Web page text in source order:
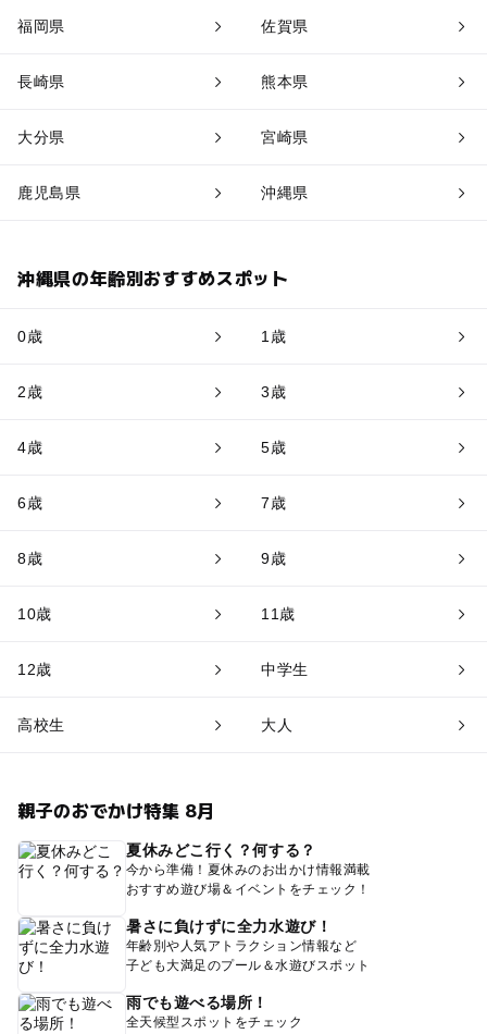
福岡県 佐賀県
長崎県 熊本県
大分県 宮崎県
鹿児島県 沖縄県
沖縄県の年齢別おすすめスポット
0歳 1歳
2歳 3歳
4歳 5歳
6歳 7歳
8歳 9歳
10歳 11歳
12歳 中学生
高校生 大人
親子のおでかけ特集 8月
夏休みどこ行く？何する？
今から準備！夏休みのお出かけ情報満載
おすすめ遊び場＆イベントをチェック！
暑さに負けずに全力水遊び！
年齢別や人気アトラクション情報など
子ども大満足のプール＆水遊びスポット
雨でも遊べる場所！
全天候型スポットをチェック